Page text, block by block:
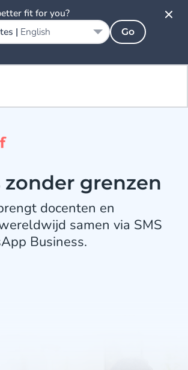
zonder grenzen
docenten en
samen via SMS
Business.
fit for you?
| English Go